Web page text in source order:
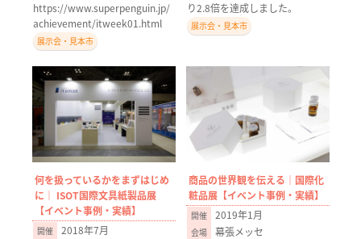
https://www.superpenguin.jp/
achievement/itweek01.html
展示会・見本市
り2.8倍を達成しました。
展示会・見本市
何を扱っているかをまずはじめ
に｜ ISOT国際文具紙製品展
【イベント事例・実績】
2018年7月
商品の世界観を伝える｜国際化
粧品展【イベント事例・実績】
2019年1月
幕張メッセ